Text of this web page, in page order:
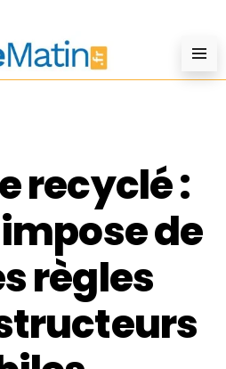
recyclé :
de
règles